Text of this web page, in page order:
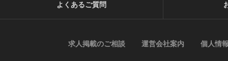
よくあるご質問
求人掲載のご相談 運営会社案内 個人情